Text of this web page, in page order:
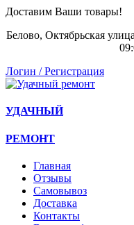
Доставим Ваши товары!
Белово, Октябрьская
Логин / Регистрация
УДАЧНЫЙ
РЕМОНТ
Главная
Отзывы
Самовывоз
Доставка
Контакты